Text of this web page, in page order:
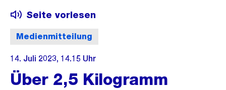
Medienmitteilung
Seite vorlesen
14. Juli 2023, 14.15 Uhr
Über 2,5 Kilogramm